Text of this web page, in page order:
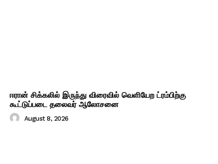
ஈரான் சிக்கலில் இருந்து விரைவில் வெளியேற ட்ரம்பிற்கு
கூட்டுப்படை தலைவர் ஆலோசனை
August 8, 2026